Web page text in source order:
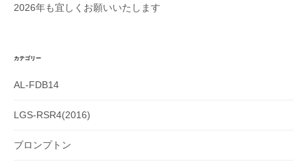
2026年も宜しくお願いいたします
カテゴリー
AL-FDB14
LGS-RSR4(2016)
ブロンプトン